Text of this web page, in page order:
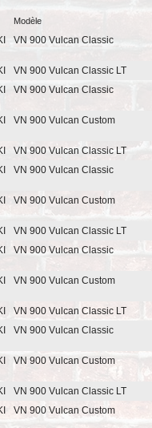
Modèle
VN 900 Vulcan Classic
VN 900 Vulcan Classic LT
VN 900 Vulcan Classic
VN 900 Vulcan Custom
VN 900 Vulcan Classic LT
VN 900 Vulcan Classic
VN 900 Vulcan Custom
VN 900 Vulcan Classic LT
VN 900 Vulcan Classic
VN 900 Vulcan Custom
VN 900 Vulcan Classic LT
VN 900 Vulcan Classic
VN 900 Vulcan Custom
VN 900 Vulcan Classic LT
VN 900 Vulcan Custom